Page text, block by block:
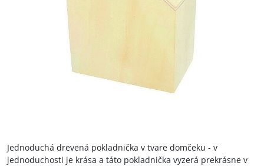
Jednoduchá drevená pokladnička v tvare domčeku - v
jednoduchosti je krása a táto pokladnička vyzerá prekrásne v